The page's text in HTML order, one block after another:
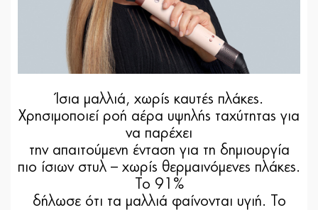
Ίσια μαλλιά, χωρίς καυτές πλάκες.
Χρησιμοποιεί ροή αέρα υψηλής ταχύτητας για
να παρέχει
την απαιτούμενη ένταση για τη δημιουργία
πιο ίσιων στυλ – χωρίς θερμαινόμενες πλάκες.
Το 91%
δήλωσε ότι τα μαλλιά φαίνονται υγιή. Το